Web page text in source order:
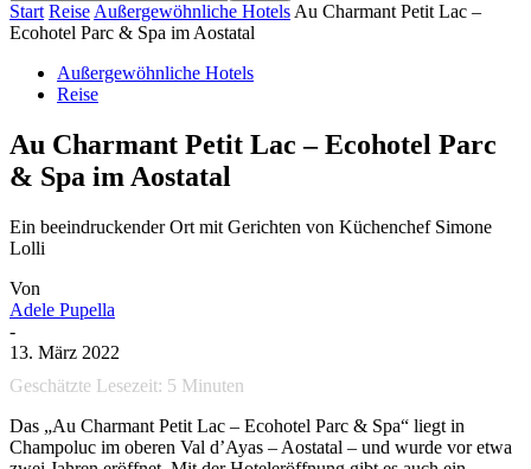
Start ReiseAußergewöhnliche HotelsAu Charmant Petit Lac –
Ecohotel Parc & Spa im Aostatal
Außergewöhnliche Hotels
Reise
Au Charmant Petit Lac – Ecohotel Parc
& Spa im Aostatal
Ein beeindruckender Ort mit Gerichten von Küchenchef Simone
Lolli
Von
Adele Pupella
-
13. März 2022
Geschätzte Lesezeit: 5 Minuten
Das „Au Charmant Petit Lac – Ecohotel Parc & Spa“ liegt in
Champoluc im oberen Val d’Ayas – Aostatal – und wurde vor etwa